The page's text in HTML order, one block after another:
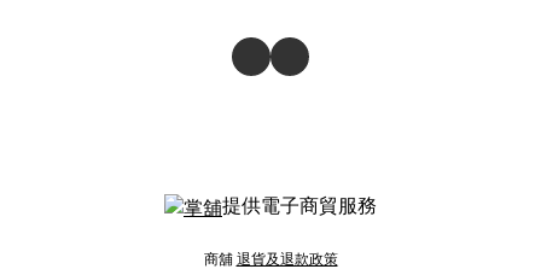
提供電子商貿服務
商舖 退貨及退款政策